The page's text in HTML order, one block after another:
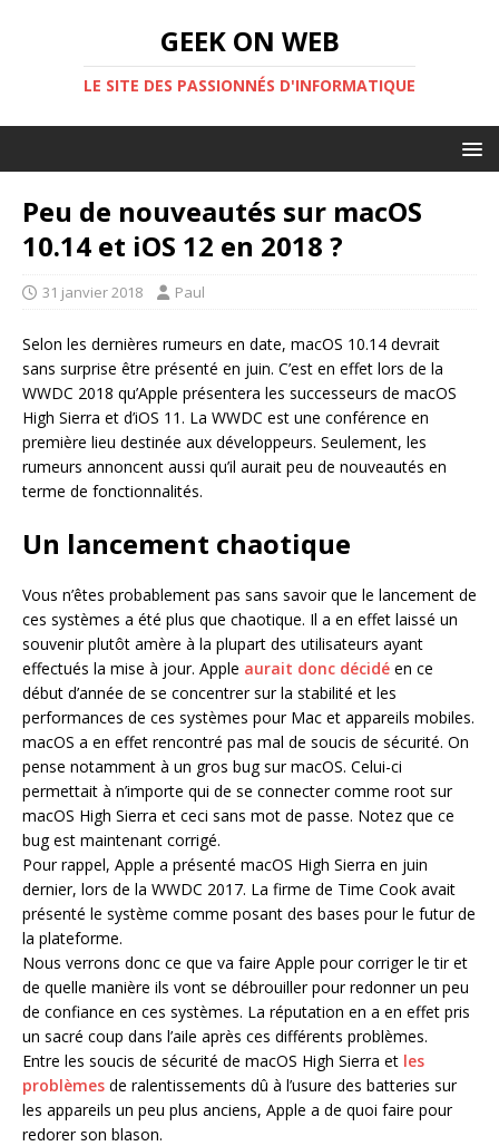
GEEK ON WEB
LE SITE DES PASSIONNÉS D'INFORMATIQUE
Peu de nouveautés sur macOS
10.14 et iOS 12 en 2018 ?
31 janvier 2018 Paul
Selon les dernières rumeurs en date, macOS 10.14 devrait
sans surprise être présenté en juin. C’est en effet lors de la
WWDC 2018 qu’Apple présentera les successeurs de macOS
High Sierra et d’iOS 11. La WWDC est une conférence en
première lieu destinée aux développeurs. Seulement, les
rumeurs annoncent aussi qu’il aurait peu de nouveautés en
terme de fonctionnalités.
Un lancement chaotique
Vous n’êtes probablement pas sans savoir que le lancement de
ces systèmes a été plus que chaotique. Il a en effet laissé un
souvenir plutôt amère à la plupart des utilisateurs ayant
effectués la mise à jour. Apple aurait donc décidé en ce
début d’année de se concentrer sur la stabilité et les
performances de ces systèmes pour Mac et appareils mobiles.
macOS a en effet rencontré pas mal de soucis de sécurité. On
pense notamment à un gros bug sur macOS. Celui-ci
permettait à n’importe qui de se connecter comme root sur
macOS High Sierra et ceci sans mot de passe. Notez que ce
bug est maintenant corrigé.
Pour rappel, Apple a présenté macOS High Sierra en juin
dernier, lors de la WWDC 2017. La firme de Time Cook avait
présenté le système comme posant des bases pour le futur de
la plateforme.
Nous verrons donc ce que va faire Apple pour corriger le tir et
de quelle manière ils vont se débrouiller pour redonner un peu
de confiance en ces systèmes. La réputation en a en effet pris
un sacré coup dans l’aile après ces différents problèmes.
Entre les soucis de sécurité de macOS High Sierra et les
problèmes de ralentissements dû à l’usure des batteries sur
les appareils un peu plus anciens, Apple a de quoi faire pour
redorer son blason.